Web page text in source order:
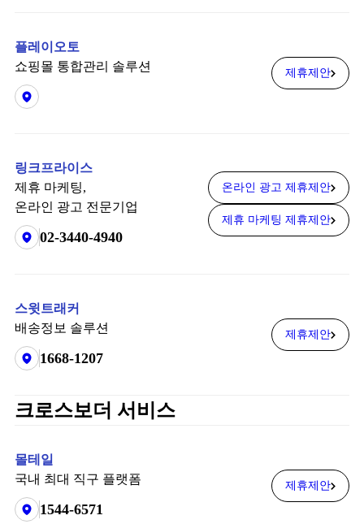
플레이오토
쇼핑몰 통합관리 솔루션
제휴제안
링크프라이스
제휴 마케팅,
온라인 광고 전문기업
02-3440-4940
온라인 광고 제휴제안
제휴 마케팅 제휴제안
스윗트래커
배송정보 솔루션
1668-1207
제휴제안
크로스보더 서비스
몰테일
국내 최대 직구 플랫폼
1544-6571
제휴제안